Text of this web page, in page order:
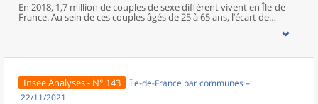
cumulent différentes difficultés. En outre, la crise sanitaire a
détérioré la situation financière et la qualité de vie d’une partie
En 2018, 1,7 million de couples de sexe différent vivent en Île-de-
France. Au sein de ces couples âgés de 25 à 65 ans, l’écart de
revenus d’activité atteint 32 % en défaveur des femmes. Ces écarts
de revenus sont plus prononcés parmi les couples mariés ou avec
importantes pour les couples plus jeunes. Enfin, les couples dont
d’importants écarts en défaveur des femmes ; ces couples vivent
surtout dans le centre de Paris et à l’ouest de la capitale.
Insee Analyses - N° 143
Île-de-France par communes –
22/11/2021